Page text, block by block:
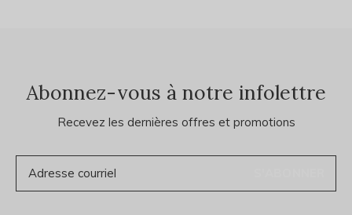
Abonnez-vous à notre infolettre
Recevez les dernières offres et promotions